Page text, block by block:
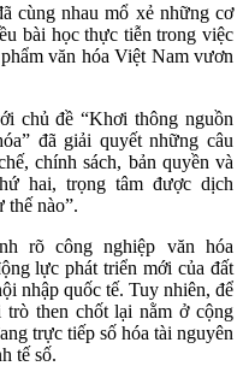
cùng nhau mổ xẻ những cơ
bài học thực tiễn trong việc
văn hóa Việt Nam vươn
chủ đề “Khơi thông nguồn
đã giải quyết những câu
chính sách, bản quyền và
hai, trọng tâm được dịch
thế nào”.
rõ công nghiệp văn hóa
lực phát triển mới của đất
nhập quốc tế. Tuy nhiên, để
then chốt lại nằm ở cộng
trực tiếp số hóa tài nguyên
tế số.